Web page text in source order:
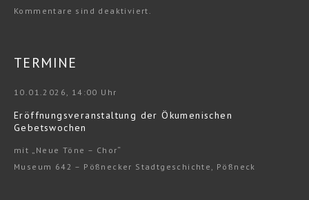
Kommentare sind deaktiviert.
TERMINE
10.01.2026, 14:00 Uhr
Eröffnungsveranstaltung der Ökumenischen
Gebetswochen
mit „Neue Töne – Chor“
Museum 642 – Pößnecker Stadtgeschichte, Pößneck